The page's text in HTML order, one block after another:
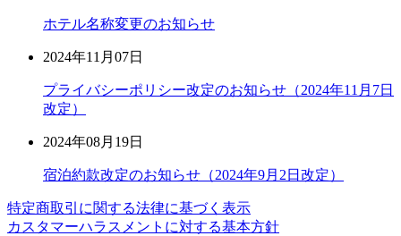
ホテル名称変更のお知らせ
2024年11月07日
プライバシーポリシー改定のお知らせ（2024年11月7日
改定）
2024年08月19日
宿泊約款改定のお知らせ（2024年9月2日改定）
特定商取引に関する法律に基づく表示
カスタマーハラスメントに対する基本方針